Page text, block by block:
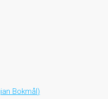
Bokmål)